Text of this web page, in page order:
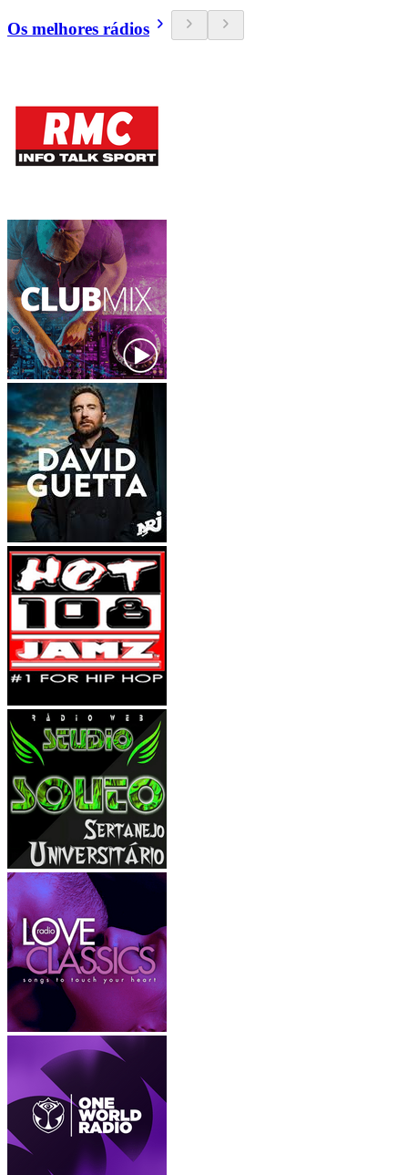
Os melhores rádios